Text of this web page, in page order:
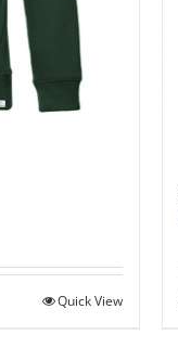
Quick View